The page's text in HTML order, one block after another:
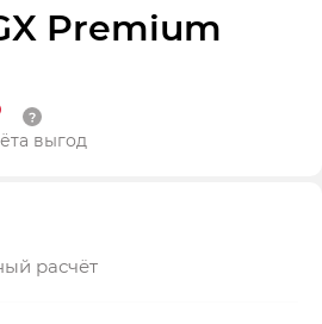
Premium
выгод
расчёт